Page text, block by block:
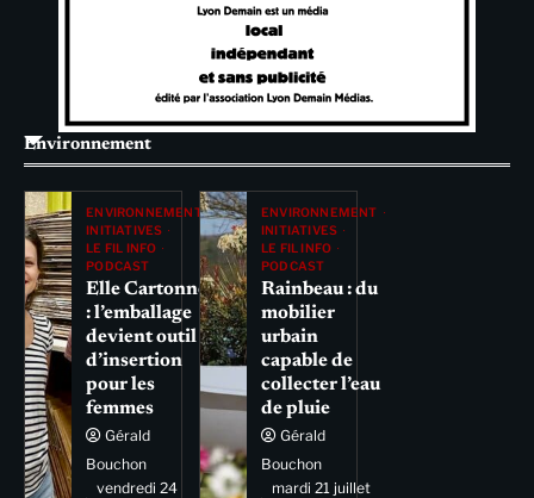
Environnement
ENVIRONNEMENT
INITIATIVES
LE FIL INFO
PODCAST
Elle Cartonne
: l’emballage
devient outil
d’insertion
pour les
femmes
Gérald
Bouchon
vendredi 24
ENVIRONNEMENT
INITIATIVES
LE FIL INFO
PODCAST
Rainbeau : du
mobilier
urbain
capable de
collecter l’eau
de pluie
Gérald
Bouchon
mardi 21 juillet